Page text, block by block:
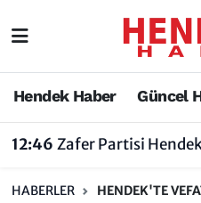
Hendek Haber Güncel
12:46 Zafer Partisi Hendek İlçe Başkanı Yunus
HABERLER HENDEK'TE
Hendek Haber
Hendek Haber
Sakarya Nöbetçi
Sakarya Trafik